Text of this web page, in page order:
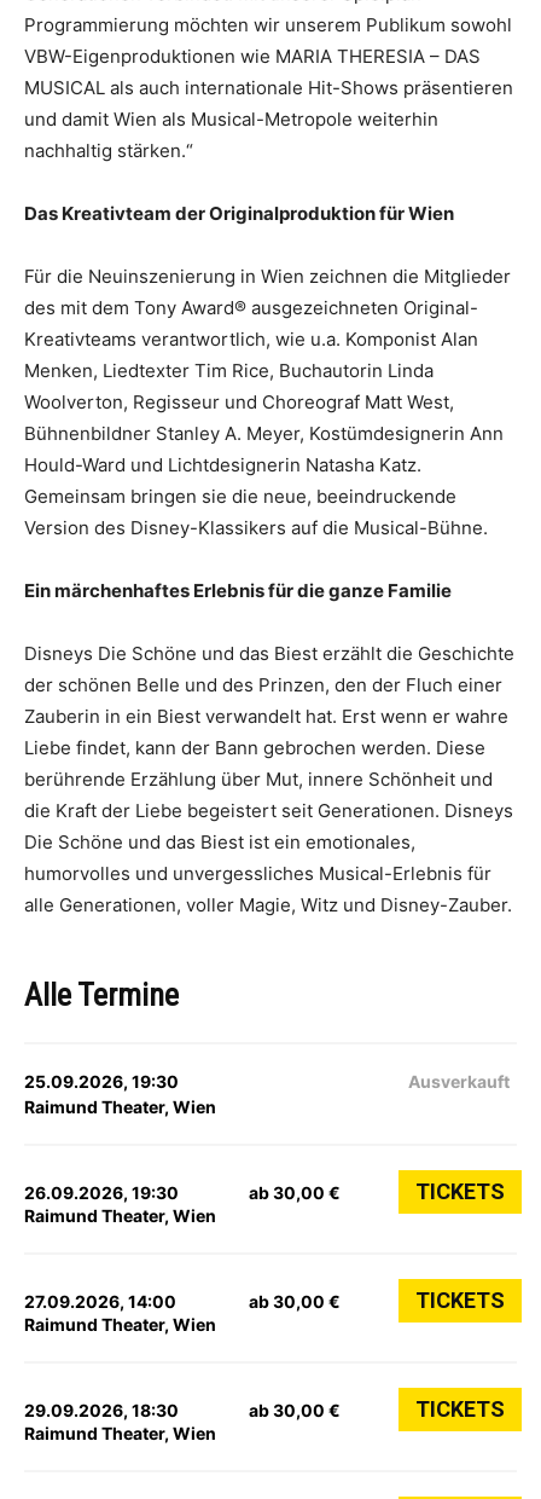
Programmierung möchten wir unserem Publikum sowohl
VBW-Eigenproduktionen wie MARIA THERESIA – DAS
MUSICAL als auch internationale Hit-Shows präsentieren
und damit Wien als Musical-Metropole weiterhin
nachhaltig stärken.“
Das Kreativteam der Originalproduktion für Wien
Für die Neuinszenierung in Wien zeichnen die Mitglieder
des mit dem Tony Award® ausgezeichneten Original-
Kreativteams verantwortlich, wie u.a. Komponist Alan
Menken, Liedtexter Tim Rice, Buchautorin Linda
Woolverton, Regisseur und Choreograf Matt West,
Bühnenbildner Stanley A. Meyer, Kostümdesignerin Ann
Hould-Ward und Lichtdesignerin Natasha Katz.
Gemeinsam bringen sie die neue, beeindruckende
Version des Disney-Klassikers auf die Musical-Bühne.
Ein märchenhaftes Erlebnis für die ganze Familie
Disneys Die Schöne und das Biest erzählt die Geschichte
der schönen Belle und des Prinzen, den der Fluch einer
Zauberin in ein Biest verwandelt hat. Erst wenn er wahre
Liebe findet, kann der Bann gebrochen werden. Diese
berührende Erzählung über Mut, innere Schönheit und
die Kraft der Liebe begeistert seit Generationen. Disneys
Die Schöne und das Biest ist ein emotionales,
humorvolles und unvergessliches Musical-Erlebnis für
alle Generationen, voller Magie, Witz und Disney-Zauber.
Alle Termine
25.09.2026, 19:30
Raimund Theater, Wien
Ausverkauft
26.09.2026, 19:30
Raimund Theater, Wien
ab 30,00 € TICKETS
27.09.2026, 14:00
Raimund Theater, Wien
ab 30,00 € TICKETS
29.09.2026, 18:30
Raimund Theater, Wien
ab 30,00 € TICKETS